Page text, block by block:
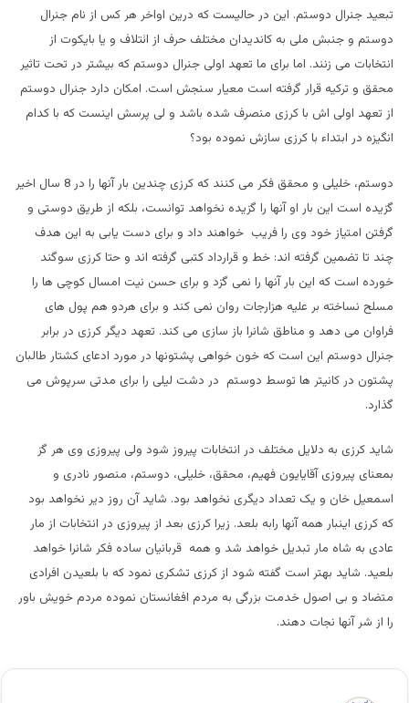
تبعید جنرال دوستم. این در حالیست که درین اواخر هر کس از نام جنرال
دوستم و جنبش ملی به کاندیدان مختلف حرف از ائتلاف و یا بایکوت از
انتخابات می زنند. اما برای ما تعهد اولی جنرال دوستم که بیشتر در تحت تاثیر
محقق و ترکیه قرار گرفته است معیار سنجش است. امکان دارد جنرال دوستم
از تعهد اولی اش با کرزی منصرف شده باشد و لی پرسش اینست که با کدام
انگیزه در ابتداء با کرزی سازش نموده بود؟
دوستم، خلیلی و محقق فکر می کنند که کرزی چندین بار آنها را در 8 سال اخیر
گزیده است این بار او آنها را گزیده نخواهد توانست، بلکه از طریق دوستی و
گرفتن امتیاز خود وی را فریب خواهند داد و برای دست یابی به این هدف
چند تا تضمین گرفته اند: خط و قرارداد کتبی گرفته اند و حتا کرزی سوگند
خورده است که این بار آنها را نمی گزد و برای حسن نیت امسال کوچی ها را
مسلح نساخته بر علیه هزارجات روان نمی کند و برای هردو هم پول های
فراوان می دهد و مناطق شانرا باز سازی می کند. تعهد دیگر کرزی در برابر
جنرال دوستم این است که خون خواهی پشتونها در مورد ادعای کشتار طالبان
پشتون در کانیتر ها توسط دوستم در دشت لیلی را برای مدتی سرپوش می
گذارد.
شاید کرزی به دلایل مختلف در انتخابات پیروز شود ولی پیروزی وی هر گز
بمعنای پیروزی آقايایون فهیم، محقق، خلیلی، دوستم، منصور نادری و
اسمعیل خان و یک تعداد دیگری نخواهد بود. شاید آن روز دیر نخواهد بود
که کرزی اینبار همه آنها رابه بلعد. زیرا کرزی بعد از پیروزی در انتخابات از مار
عادی به شاه مار تبدیل خواهد شد و همه قربانیان ساده فکر شانرا خواهد
بلعید. شاید بهتر است گفته شود از کرزی تشکری نمود که با بلعیدن افرادی
متضاد و بی اصول خدمت بزرگی به مردم افغانستان نموده مردم خویش باور
را از شر آنها نجات دهند.